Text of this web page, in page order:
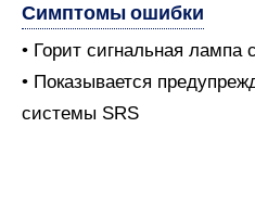
Симптомы ошибки
• Горит сигнальная лампа
• Показывается
системы SRS